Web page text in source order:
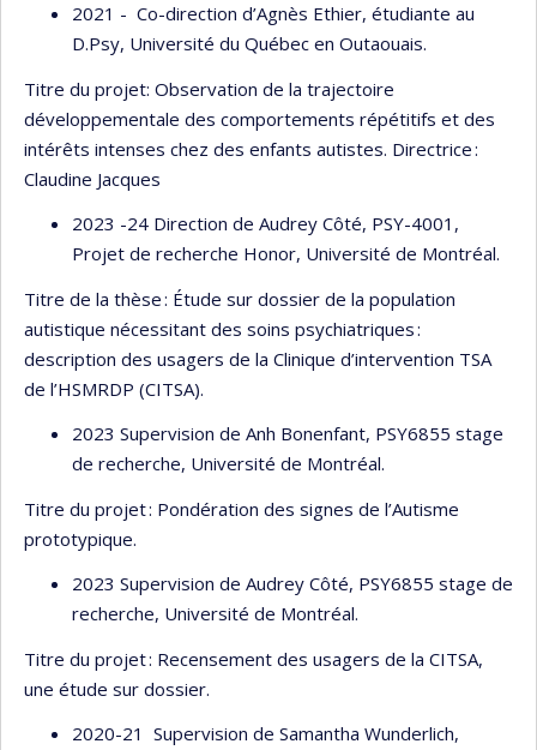
2021 - Co-direction d’Agnès Ethier, étudiante au
D.Psy, Université du Québec en Outaouais.
Titre du projet: Observation de la trajectoire
développementale des comportements répétitifs et des
intérêts intenses chez des enfants autistes. Directrice :
Claudine Jacques
2023 -24 Direction de Audrey Côté, PSY-4001,
Projet de recherche Honor, Université de Montréal.
Titre de la thèse : Étude sur dossier de la population
autistique nécessitant des soins psychiatriques :
description des usagers de la Clinique d’intervention TSA
de l’HSMRDP (CITSA).
2023 Supervision de Anh Bonenfant, PSY6855 stage
de recherche, Université de Montréal.
Titre du projet : Pondération des signes de l’Autisme
prototypique.
2023 Supervision de Audrey Côté, PSY6855 stage de
recherche, Université de Montréal.
Titre du projet : Recensement des usagers de la CITSA,
une étude sur dossier.
2020-21 Supervision de Samantha Wunderlich,